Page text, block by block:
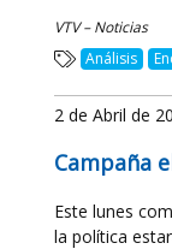
VTV – Noticias
Análisis
2 de Abril de
Campaña
Este lunes
la política